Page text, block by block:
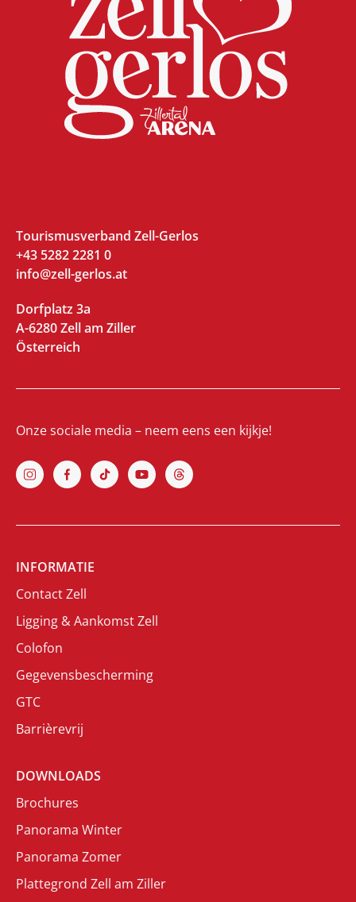
Tourismusverband Zell-Gerlos
+43 5282 2281 0
info@zell-gerlos.at
Dorfplatz 3a
A-6280 Zell am Ziller
Österreich
Onze sociale media – neem eens een kijkje!
INFORMATIE
Contact Zell
Ligging & Aankomst Zell
Colofon
Gegevensbescherming
GTC
Barrièrevrij
DOWNLOADS
Brochures
Panorama Winter
Panorama Zomer
Plattegrond Zell am Ziller